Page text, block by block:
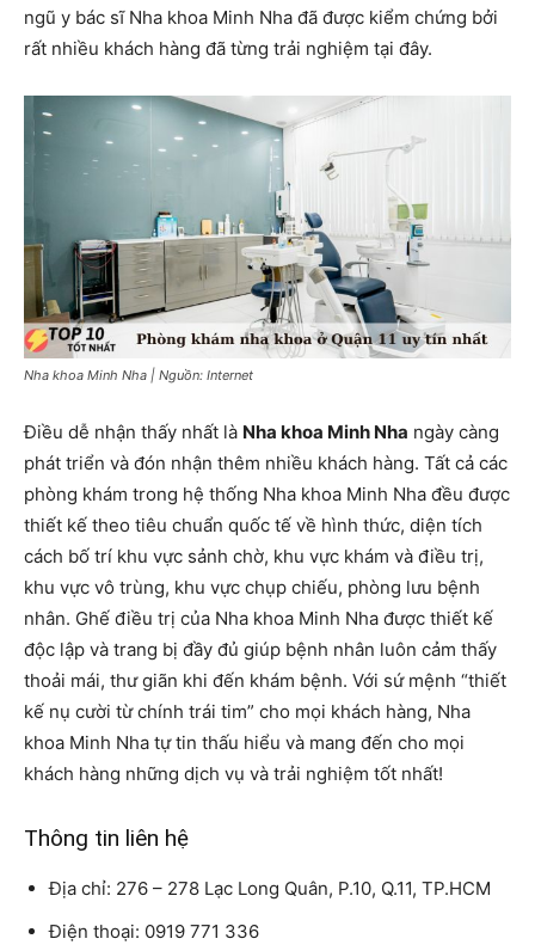
ngũ y bác sĩ Nha khoa Minh Nha đã được kiểm chứng bởi
rất nhiều khách hàng đã từng trải nghiệm tại đây.
Nha khoa Minh Nha | Nguồn: Internet
Điều dễ nhận thấy nhất là Nha khoa Minh Nha ngày càng
phát triển và đón nhận thêm nhiều khách hàng. Tất cả các
phòng khám trong hệ thống Nha khoa Minh Nha đều được
thiết kế theo tiêu chuẩn quốc tế về hình thức, diện tích
cách bố trí khu vực sảnh chờ, khu vực khám và điều trị,
khu vực vô trùng, khu vực chụp chiếu, phòng lưu bệnh
nhân. Ghế điều trị của Nha khoa Minh Nha được thiết kế
độc lập và trang bị đầy đủ giúp bệnh nhân luôn cảm thấy
thoải mái, thư giãn khi đến khám bệnh. Với sứ mệnh “thiết
kế nụ cười từ chính trái tim” cho mọi khách hàng, Nha
khoa Minh Nha tự tin thấu hiểu và mang đến cho mọi
khách hàng những dịch vụ và trải nghiệm tốt nhất!
Thông tin liên hệ
Địa chỉ: 276 – 278 Lạc Long Quân, P.10, Q.11, TP.HCM
Điện thoại: 0919 771 336